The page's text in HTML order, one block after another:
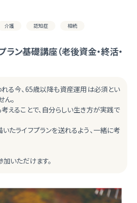
介護 認知症 相続
ン基礎講座（老後資金・終活・
る今、65歳以降も資産運用は必須とい
。
えることで、自分らしい生き方が実践で
たライフプランを送れるよう、一緒に考
いただけます。